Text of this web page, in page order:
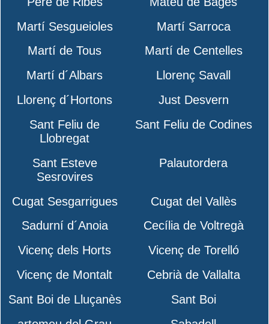
Martí Sesgueioles
Martí Sarroca
Martí de Tous
Martí de Centelles
Martí d´Albars
Llorenç Savall
Llorenç d´Hortons
Just Desvern
Sant Feliu de
Llobregat
Sant Feliu de Codines
Sant Esteve
Sesrovires
Palautordera
Cugat Sesgarrigues
Cugat del Vallès
Sadurní d´Anoia
Cecília de Voltregà
Vicenç dels Horts
Vicenç de Torelló
Vicenç de Montalt
Cebrià de Vallalta
Sant Boi de Lluçanès
Sant Boi